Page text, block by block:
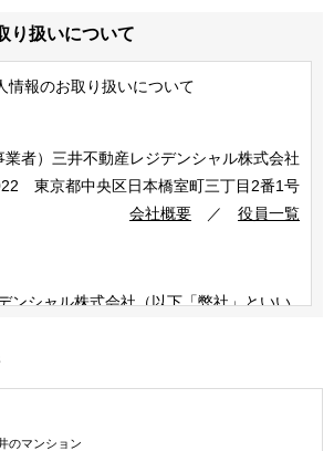
り扱いについて
情報のお取り扱いについて
者） 三井不動産レジデンシャル株式会社
東京都中央区日本橋室町三丁目2番1号
会社概要 ／ 役員一覧
シャル株式会社（以下「弊社」といい
は、すまいとくらしに関する事業のほ
ホテル・リゾート事業、オフィスビル事
事業など、様々な事業を展開しています
株式会社の
のマンション